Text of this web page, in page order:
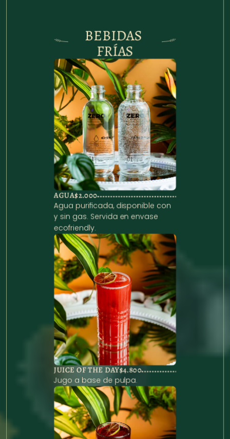
BEBIDAS
FRÍAS
AGUA$2.000
Agua purificada, disponible con
y sin gas. Servida en envase
ecofriendly.
JUICE OF THE DAY$4.800
Jugo a base de pulpa.